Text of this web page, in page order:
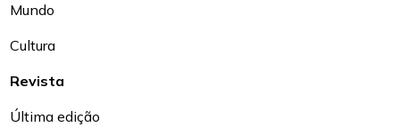
Mundo
Cultura
Revista
Última edição